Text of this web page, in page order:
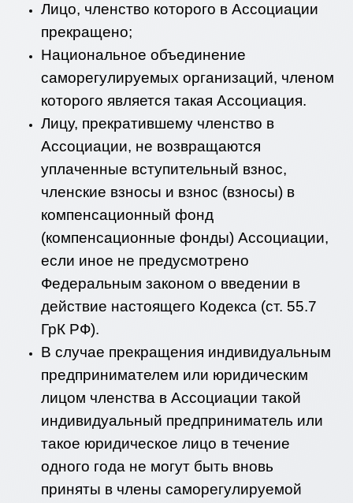
Лицо, членство которого в Ассоциации
прекращено;
Национальное объединение
саморегулируемых организаций, членом
которого является такая Ассоциация.
Лицу, прекратившему членство в
Ассоциации, не возвращаются
уплаченные вступительный взнос,
членские взносы и взнос (взносы) в
компенсационный фонд
(компенсационные фонды) Ассоциации,
если иное не предусмотрено
Федеральным законом о введении в
действие настоящего Кодекса (ст. 55.7
ГрК РФ).
В случае прекращения индивидуальным
предпринимателем или юридическим
лицом членства в Ассоциации такой
индивидуальный предприниматель или
такое юридическое лицо в течение
одного года не могут быть вновь
приняты в члены саморегулируемой